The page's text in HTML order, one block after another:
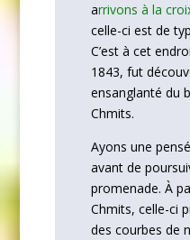
arrivons à la
celle-ci est de
C’est à cet
1843, fut
ensanglanté du
Chmits.
Ayons une
avant de
promenade. À
Chmits, celle-ci
des courbes de